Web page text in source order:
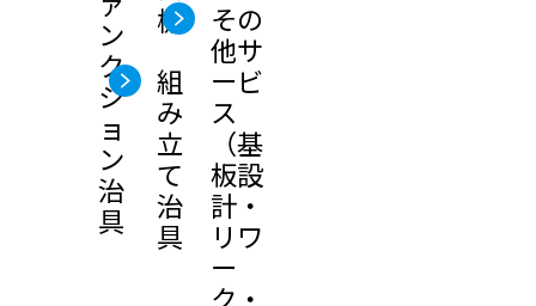
ン
ク
シ
ョ
ン
治
具
機
組
み
立
て
治
具
その
他サ
ービ
ス
（基
板設
計・
リワ
ー
ク・
アイ・エム・アイはベアボード検査治
具・ファンクション検査治具・電子部
品検査治具・ICソケットの設計から製
造まで一貫して社内で対応してきた高
度な加工技術とノウハウがあります。